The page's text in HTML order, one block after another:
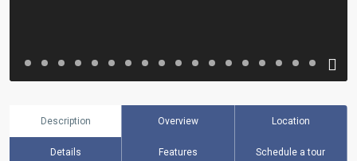
Description Overview Location
Details Features Schedule a tour